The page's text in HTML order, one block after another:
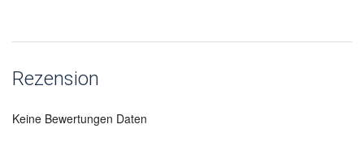
Rezension
Keine Bewertungen Daten